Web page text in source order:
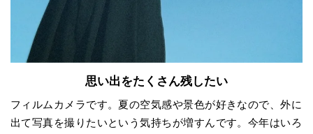
思い出をたくさん残したい
フィルムカメラです。夏の空気感や景色が好きなので、外に
出て写真を撮りたいという気持ちが増すんです。今年はいろ